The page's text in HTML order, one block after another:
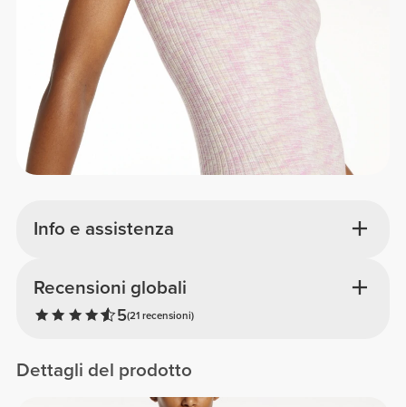
Info e assistenza
Recensioni globali
5(21 recensioni)
Dettagli del prodotto